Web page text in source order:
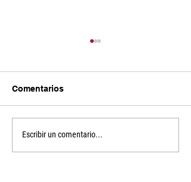
Unlocking the
Comentarios
Escribir un comentario...